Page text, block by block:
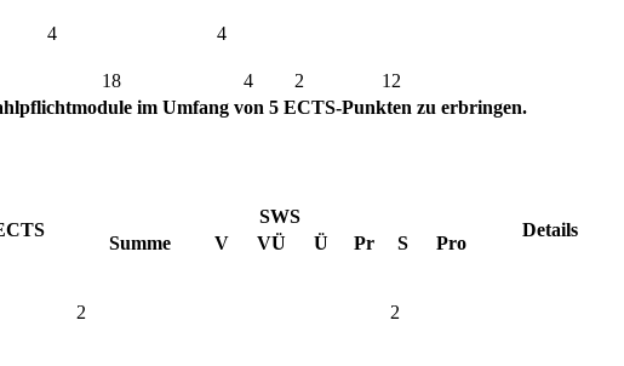
4 4
18 4 2
12
im Umfang von 5 ECTS-Punkten zu erbringen.
SWS
Details
Summe V VÜ Ü Pr S Pro
2 2